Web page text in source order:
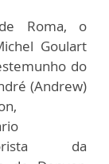
Roma, o
Goulart
do
(Andrew)
da